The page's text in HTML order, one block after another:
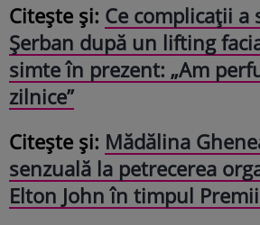
Citește și: Ce complicații a
Șerban după un lifting
simte în prezent: „Am
zilnice”
Citește și: Mădălina
senzuală la petrecerea
Elton John în timpul